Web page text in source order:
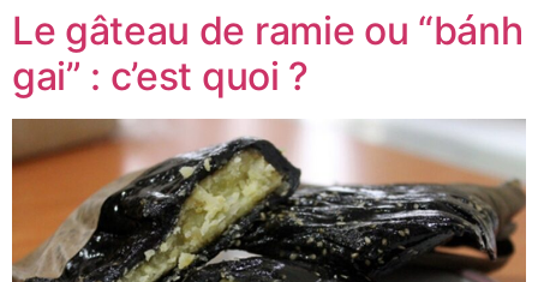
Le gâteau de ramie ou “bánh
gai” : c’est quoi ?